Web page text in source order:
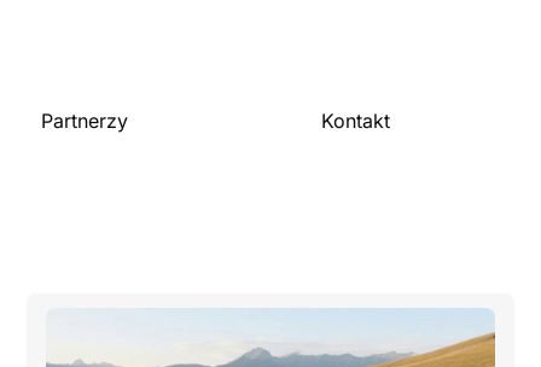
Partnerzy
Kontakt